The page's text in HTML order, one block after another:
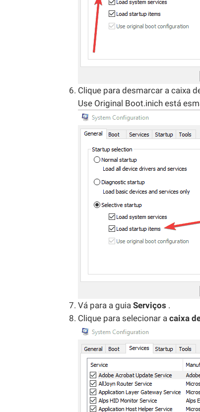
Clique para desmarcar a caixa
Use Original Boot.inich está
Vá para a guia Serviços .
Clique para selecionar a caixa